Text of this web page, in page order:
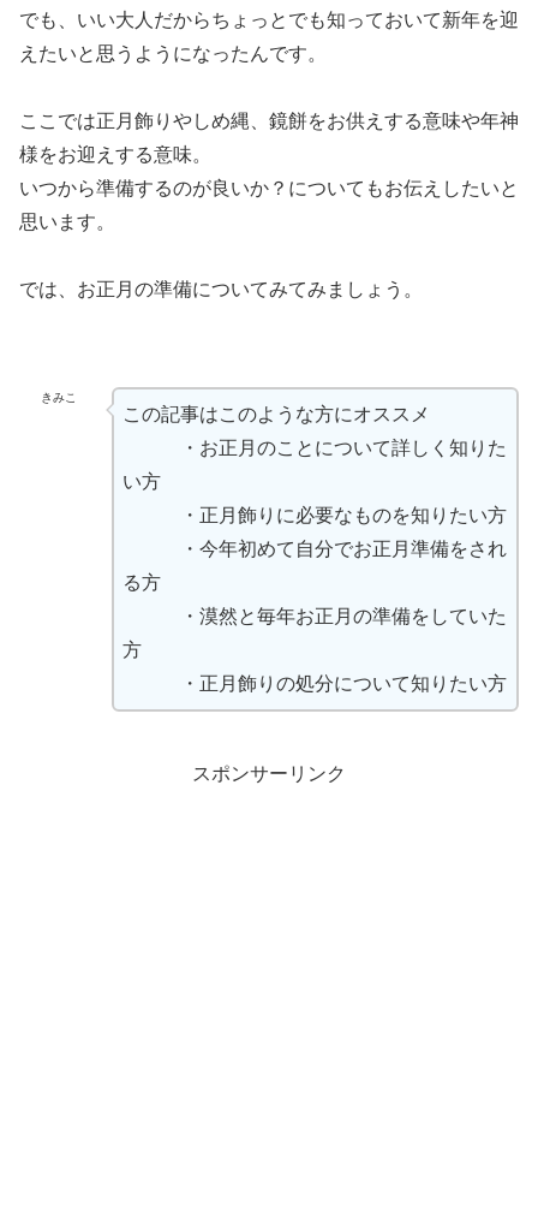
でも、いい大人だからちょっとでも知っておいて新年を迎
えたいと思うようになったんです。
ここでは正月飾りやしめ縄、鏡餅をお供えする意味や年神
様をお迎えする意味。
いつから準備するのが良いか？についてもお伝えしたいと
思います。
では、お正月の準備についてみてみましょう。
きみこ
この記事はこのような方にオススメ
・お正月のことについて詳しく知りた
い方
・正月飾りに必要なものを知りたい方
・今年初めて自分でお正月準備をされ
る方
・漠然と毎年お正月の準備をしていた
方
・正月飾りの処分について知りたい方
スポンサーリンク